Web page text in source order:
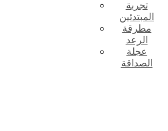
تجربة
المبتدئين
مطرقة
الرعد
عجلة
الصداقة